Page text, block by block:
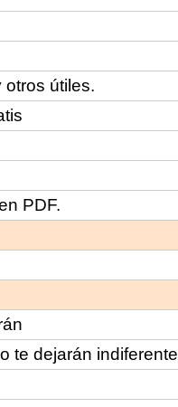
útiles.
PDF.
te dejarán indiferente